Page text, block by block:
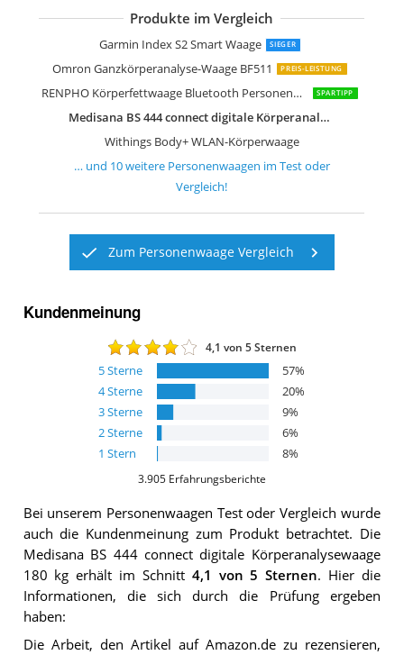
Produkte im Vergleich
Garmin Index S2 Smart Waage SIEGER
Omron Ganzkörperanalyse-Waage BF511 PREIS-LEISTUNG
RENPHO Körperfettwaage Bluetooth Personenwaage SPARTIPP
Medisana BS 444 connect digitale Körperanalysewaage 180 kg
Withings Body+ WLAN-Körperwaage
Withings Nokia Body Cardio
Eufy Smart Personenwaage mit
Caso BS1 Design Personenwaage
Caso Body Energy Design
PICOOC S1 Pro Körperfettwaage
Beurer GS 39 Glaswaage mit
Beurer GS 235 Glaswaage Digitale
… und 10weitere Personenwaagen im Test oder
Vergleich!
Zum Personenwaage Vergleich
Kundenmeinung
4,1 von 5 Sternen
5Sterne 57%
4Sterne 20%
3Sterne 9%
2Sterne 6%
1 Stern 8%
3.905 Erfahrungsberichte
Bei unserem Personenwaagen Test oder Vergleich wurde
auch die Kundenmeinung zum Produkt betrachtet. Die
Medisana BS 444 connect digitale Körperanalysewaage
180 kg erhält im Schnitt 4,1 von 5 Sternen. Hier die
Informationen, die sich durch die Prüfung ergeben
haben:
Die Arbeit, den Artikel auf Amazon.de zu rezensieren,